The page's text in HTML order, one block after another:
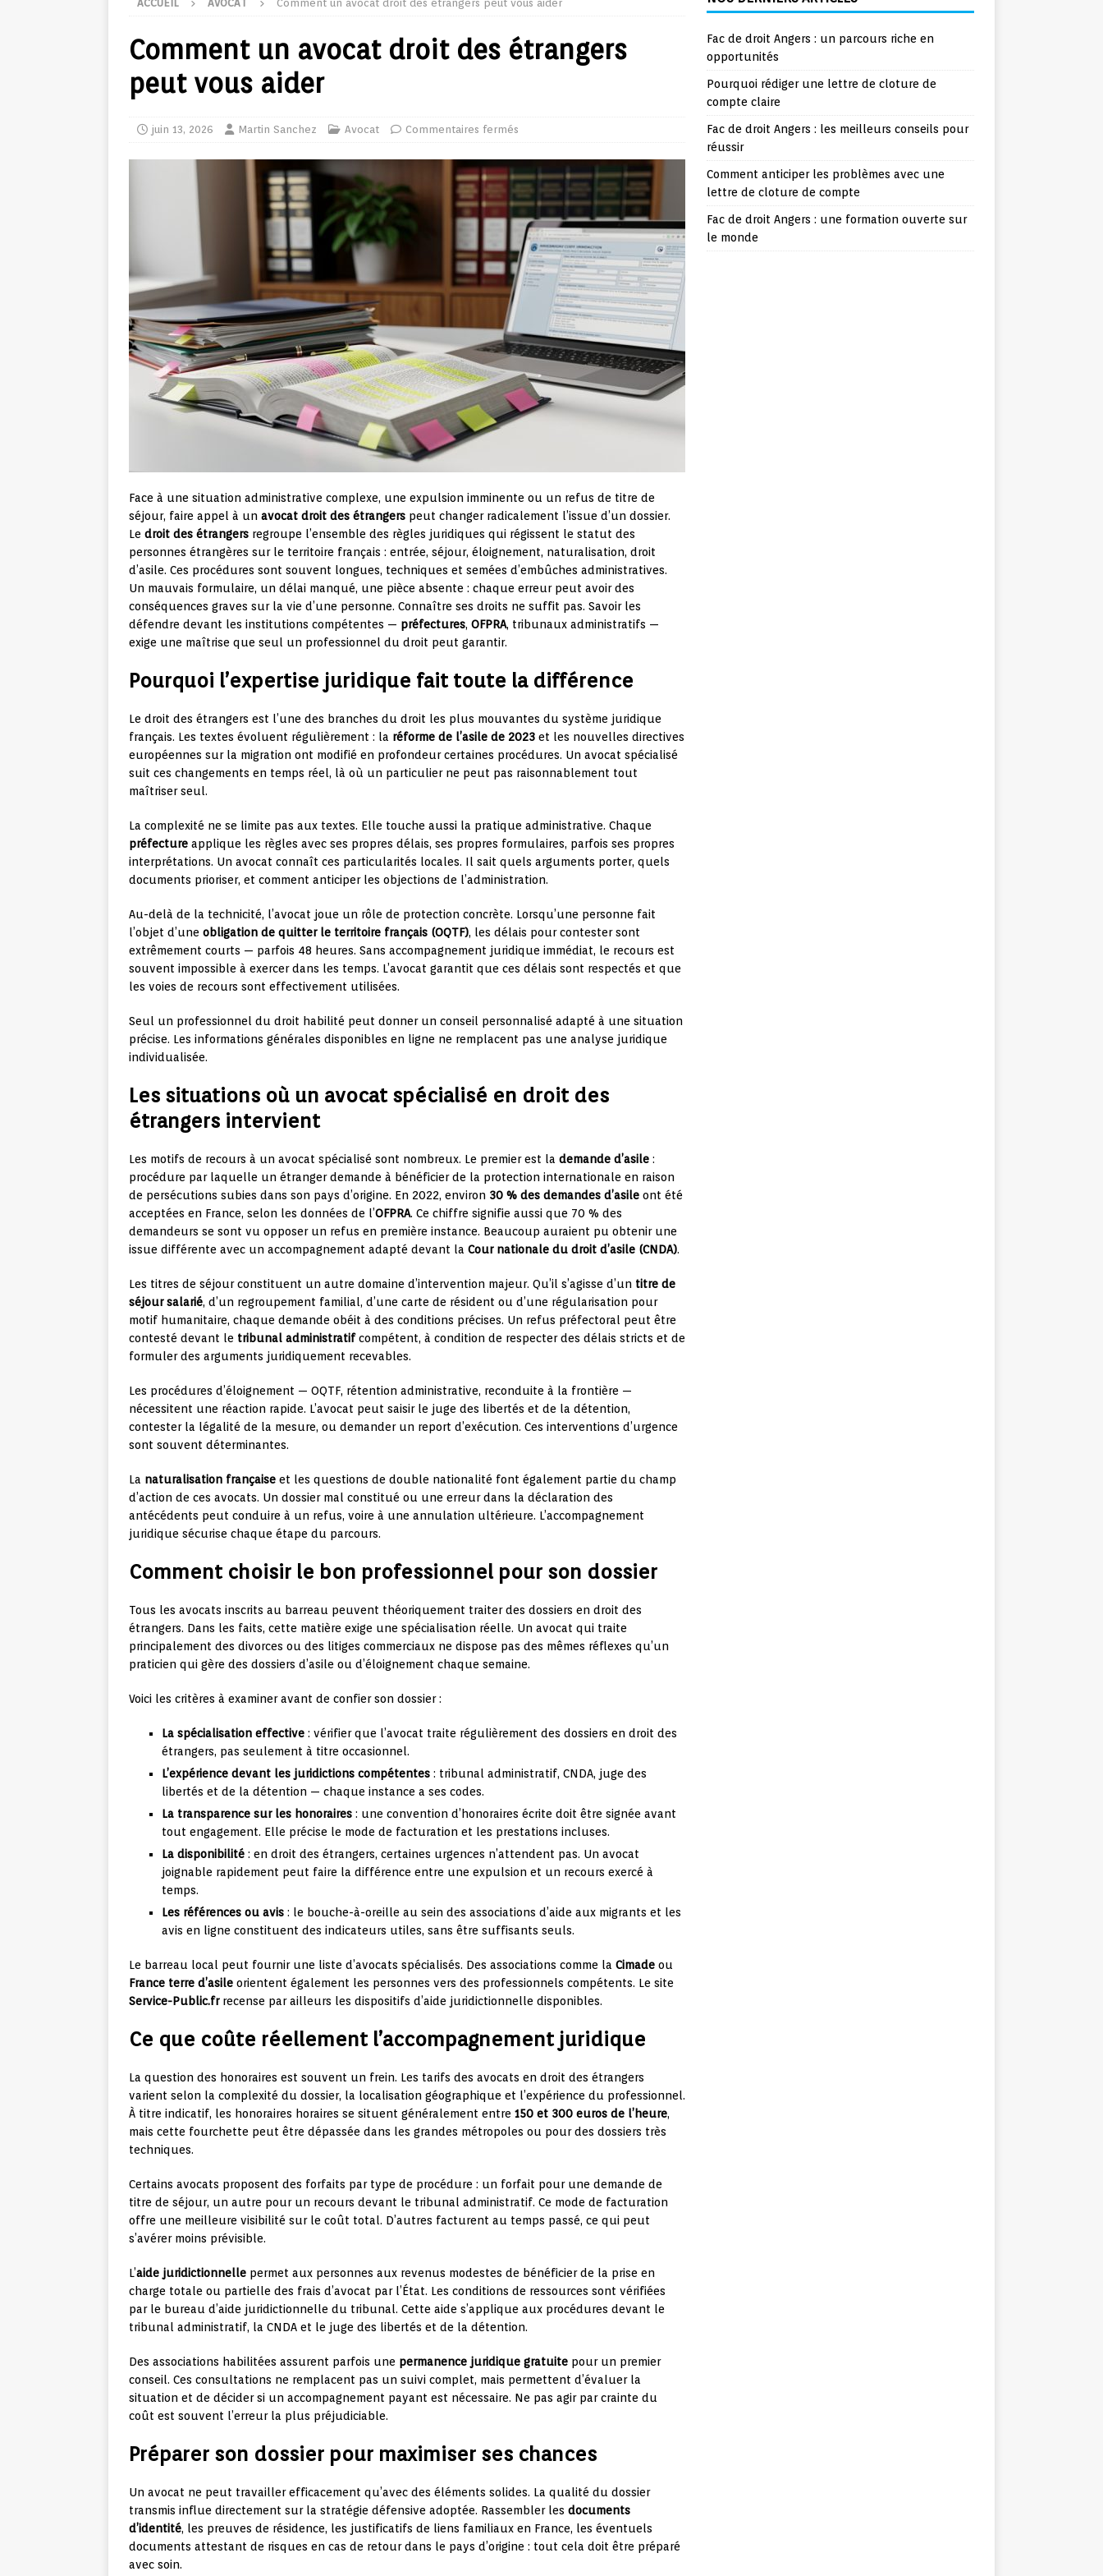
ACCUEIL AVOCAT Comment un avocat droit des étrangers peut vous aider
Comment un avocat droit des étrangers
peut vous aider
juin 13, 2026 Martin Sanchez Avocat Commentaires fermés
Face à une situation administrative complexe, une expulsion imminente ou un refus de titre de
séjour, faire appel à un avocat droit des étrangers peut changer radicalement l’issue d’un dossier.
Le droit des étrangers regroupe l’ensemble des règles juridiques qui régissent le statut des
personnes étrangères sur le territoire français : entrée, séjour, éloignement, naturalisation, droit
d’asile. Ces procédures sont souvent longues, techniques et semées d’embûches administratives.
Un mauvais formulaire, un délai manqué, une pièce absente : chaque erreur peut avoir des
conséquences graves sur la vie d’une personne. Connaître ses droits ne suffit pas. Savoir les
défendre devant les institutions compétentes — préfectures, OFPRA, tribunaux administratifs —
exige une maîtrise que seul un professionnel du droit peut garantir.
Pourquoi l’expertise juridique fait toute la différence
Le droit des étrangers est l’une des branches du droit les plus mouvantes du système juridique
français. Les textes évoluent régulièrement : la réforme de l’asile de 2023 et les nouvelles directives
européennes sur la migration ont modifié en profondeur certaines procédures. Un avocat spécialisé
suit ces changements en temps réel, là où un particulier ne peut pas raisonnablement tout
maîtriser seul.
La complexité ne se limite pas aux textes. Elle touche aussi la pratique administrative. Chaque
préfecture applique les règles avec ses propres délais, ses propres formulaires, parfois ses propres
interprétations. Un avocat connaît ces particularités locales. Il sait quels arguments porter, quels
documents prioriser, et comment anticiper les objections de l’administration.
Au-delà de la technicité, l’avocat joue un rôle de protection concrète. Lorsqu’une personne fait
l’objet d’une obligation de quitter le territoire français (OQTF), les délais pour contester sont
extrêmement courts — parfois 48 heures. Sans accompagnement juridique immédiat, le recours est
souvent impossible à exercer dans les temps. L’avocat garantit que ces délais sont respectés et que
les voies de recours sont effectivement utilisées.
Seul un professionnel du droit habilité peut donner un conseil personnalisé adapté à une situation
précise. Les informations générales disponibles en ligne ne remplacent pas une analyse juridique
individualisée.
Les situations où un avocat spécialisé en droit des
étrangers intervient
Les motifs de recours à un avocat spécialisé sont nombreux. Le premier est la demande d’asile :
procédure par laquelle un étranger demande à bénéficier de la protection internationale en raison
de persécutions subies dans son pays d’origine. En 2022, environ 30 % des demandes d’asile ont été
acceptées en France, selon les données de l’OFPRA. Ce chiffre signifie aussi que 70 % des
demandeurs se sont vu opposer un refus en première instance. Beaucoup auraient pu obtenir une
issue différente avec un accompagnement adapté devant la Cour nationale du droit d’asile (CNDA).
Les titres de séjour constituent un autre domaine d’intervention majeur. Qu’il s’agisse d’un titre de
séjour salarié, d’un regroupement familial, d’une carte de résident ou d’une régularisation pour
motif humanitaire, chaque demande obéit à des conditions précises. Un refus préfectoral peut être
contesté devant le tribunal administratifcompétent, à condition de respecter des délais stricts et de
formuler des arguments juridiquement recevables.
Les procédures d’éloignement — OQTF, rétention administrative, reconduite à la frontière —
nécessitent une réaction rapide. L’avocat peut saisir le juge des libertés et de la détention,
contester la légalité de la mesure, ou demander un report d’exécution. Ces interventions d’urgence
sont souvent déterminantes.
La naturalisation française et les questions de double nationalité font également partie du champ
d’action de ces avocats. Un dossier mal constitué ou une erreur dans la déclaration des
antécédents peut conduire à un refus, voire à une annulation ultérieure. L’accompagnement
juridique sécurise chaque étape du parcours.
Comment choisir le bon professionnel pour son dossier
Tous les avocats inscrits au barreau peuvent théoriquement traiter des dossiers en droit des
étrangers. Dans les faits, cette matière exige une spécialisation réelle. Un avocat qui traite
principalement des divorces ou des litiges commerciaux ne dispose pas des mêmes réflexes qu’un
praticien qui gère des dossiers d’asile ou d’éloignement chaque semaine.
Voici les critères à examiner avant de confier son dossier :
La spécialisation effective : vérifier que l’avocat traite régulièrement des dossiers en droit des
étrangers, pas seulement à titre occasionnel.
L’expérience devant les juridictions compétentes : tribunal administratif, CNDA, juge des
libertés et de la détention — chaque instance a ses codes.
La transparence sur les honoraires : une convention d’honoraires écrite doit être signée avant
tout engagement. Elle précise le mode de facturation et les prestations incluses.
La disponibilité : en droit des étrangers, certaines urgences n’attendent pas. Un avocat
joignable rapidement peut faire la différence entre une expulsion et un recours exercé à
temps.
Les références ou avis : le bouche-à-oreille au sein des associations d’aide aux migrants et les
avis en ligne constituent des indicateurs utiles, sans être suffisants seuls.
Le barreau local peut fournir une liste d’avocats spécialisés. Des associations comme la Cimade ou
France terre d’asile orientent également les personnes vers des professionnels compétents. Le site
Service-Public.frrecense par ailleurs les dispositifs d’aide juridictionnelle disponibles.
Ce que coûte réellement l’accompagnement juridique
La question des honoraires est souvent un frein. Les tarifs des avocats en droit des étrangers
varient selon la complexité du dossier, la localisation géographique et l’expérience du professionnel.
À titre indicatif, les honoraires horaires se situent généralement entre 150 et 300 euros de l’heure,
mais cette fourchette peut être dépassée dans les grandes métropoles ou pour des dossiers très
techniques.
Certains avocats proposent des forfaits par type de procédure : un forfait pour une demande de
titre de séjour, un autre pour un recours devant le tribunal administratif. Ce mode de facturation
offre une meilleure visibilité sur le coût total. D’autres facturent au temps passé, ce qui peut
s’avérer moins prévisible.
L’aide juridictionnelle permet aux personnes aux revenus modestes de bénéficier de la prise en
charge totale ou partielle des frais d’avocat par l’État. Les conditions de ressources sont vérifiées
par le bureau d’aide juridictionnelle du tribunal. Cette aide s’applique aux procédures devant le
tribunal administratif, la CNDA et le juge des libertés et de la détention.
Des associations habilitées assurent parfois une permanence juridique gratuite pour un premier
conseil. Ces consultations ne remplacent pas un suivi complet, mais permettent d’évaluer la
situation et de décider si un accompagnement payant est nécessaire. Ne pas agir par crainte du
coût est souvent l’erreur la plus préjudiciable.
Préparer son dossier pour maximiser ses chances
Un avocat ne peut travailler efficacement qu’avec des éléments solides. La qualité du dossier
transmis influe directement sur la stratégie défensive adoptée. Rassembler les documents
d’identité, les preuves de résidence, les justificatifs de liens familiaux en France, les éventuels
documents attestant de risques en cas de retour dans le pays d’origine : tout cela doit être préparé
avec soin.
Fac de droit Angers : un parcours riche en
opportunités
Pourquoi rédiger une lettre de cloture de
compte claire
Fac de droit Angers : les meilleurs conseils pour
réussir
Comment anticiper les problèmes avec une
lettre de cloture de compte
Fac de droit Angers : une formation ouverte sur
le monde